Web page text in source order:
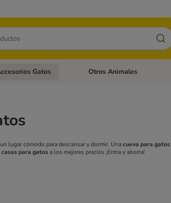
Perros
de categoria abierto: Comida Gatos
Gatos Menú de categoria abierto:
Otros Animales
lugar cómodo para descansar y dormir. Unacueva para gatos
casas para gatosa los mejores precios ¡Entra y ahorra!